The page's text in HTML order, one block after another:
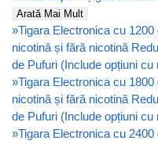
Arată Mai Mult
»Tigara Electronica cu
nicotină și fără nicotină
de Pufuri (Include opțiuni
»Tigara Electronica cu
nicotină și fără nicotină
de Pufuri (Include opțiuni
»Tigara Electronica cu